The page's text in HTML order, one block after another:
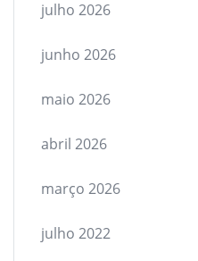
julho 2026
junho 2026
maio 2026
abril 2026
março 2026
julho 2022